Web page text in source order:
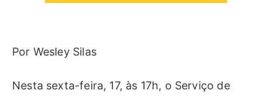
Por Wesley Silas
Nesta sexta-feira, 17, às 17h, o Serviço de